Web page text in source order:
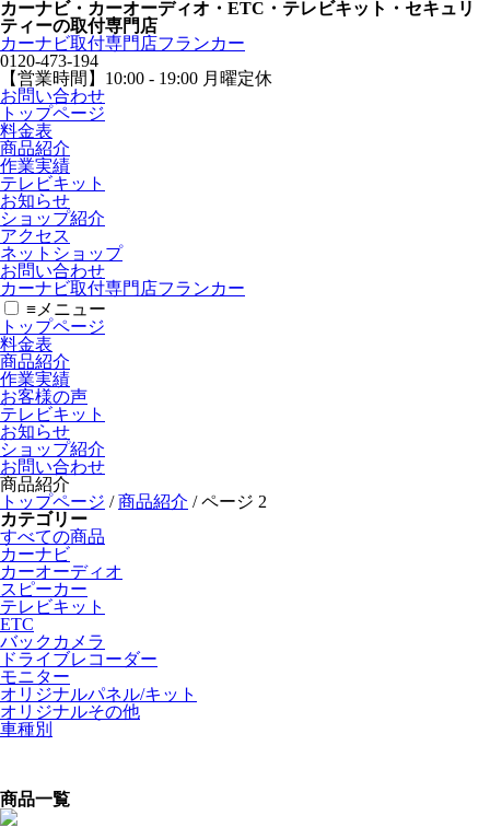
カーナビ・カーオーディオ・ETC・テレビキット・セキュリ
ティーの取付専門店
カーナビ取付専⾨店フランカー
0120-473-194
【営業時間】 10:00 - 19:00 月曜定休
お問い合わせ
トップページ
料金表
商品紹介
作業実績
テレビキット
お知らせ
ショップ紹介
アクセス
ネットショップ
お問い合わせ
カーナビ取付専⾨店フランカー
≡ メニュー
トップページ
料金表
商品紹介
作業実績
お客様の声
テレビキット
お知らせ
ショップ紹介
お問い合わせ
商品紹介
トップページ /商品紹介 /ページ 2
カテゴリー
すべての商品
カーナビ
カーオーディオ
スピーカー
テレビキット
ETC
バックカメラ
ドライブレコーダー
モニター
オリジナルパネル/キット
オリジナルその他
車種別
商品一覧